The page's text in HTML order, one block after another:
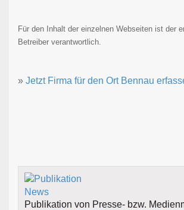
Für den Inhalt der einzelnen Webseiten ist der
Betreiber verantwortlich.
» Jetzt Firma für den Ort Bennau
Publikation von Presse- bzw.